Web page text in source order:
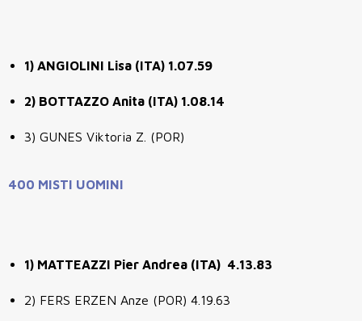
1) ANGIOLINI Lisa (ITA) 1.07.59
2) BOTTAZZO Anita (ITA) 1.08.14
3) GUNES Viktoria Z. (POR)
400 MISTI UOMINI
1) MATTEAZZI Pier Andrea (ITA) 4.13.83
2) FERS ERZEN Anze (POR) 4.19.63